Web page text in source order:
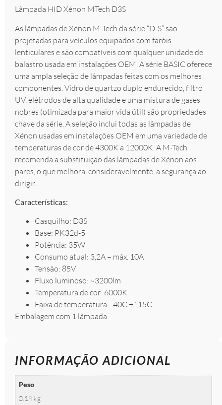
Lâmpada HID Xénon MTech D3S
As lâmpadas de Xénon M-Tech da série “D-S” são
projetadas para veículos equipados com faróis
lenticulares e são compatíveis com qualquer unidade de
balastro usada em instalações OEM. A série BASIC oferece
uma ampla seleção de lâmpadas feitas com os melhores
componentes. Vidro de quartzo duplo endurecido, filtro
UV, elétrodos de alta qualidade e uma mistura de gases
nobres (otimizada para maior vida útil) são propriedades
chave da série. A seleção inclui todas as lâmpadas de
Xénon usadas em instalações OEM em uma variedade de
temperaturas de cor de 4300K ​​a 12000K. A M-Tech
recomenda a substituição das lâmpadas de Xénon aos
pares, o que melhora, consideravelmente, a segurança ao
dirigir.
Características:
Casquilho: D3S
Base: PK32d-5
Potência: 35W
Consumo atual: 3,2A – máx. 10A
Tensão: 85V
Fluxo luminoso: ~3200lm
Temperatura de cor: 6000K
Faixa de temperatura: -40C +115C
Embalagem com 1 lâmpada.
INFORMAÇÃO ADICIONAL
Peso
0.18 kg